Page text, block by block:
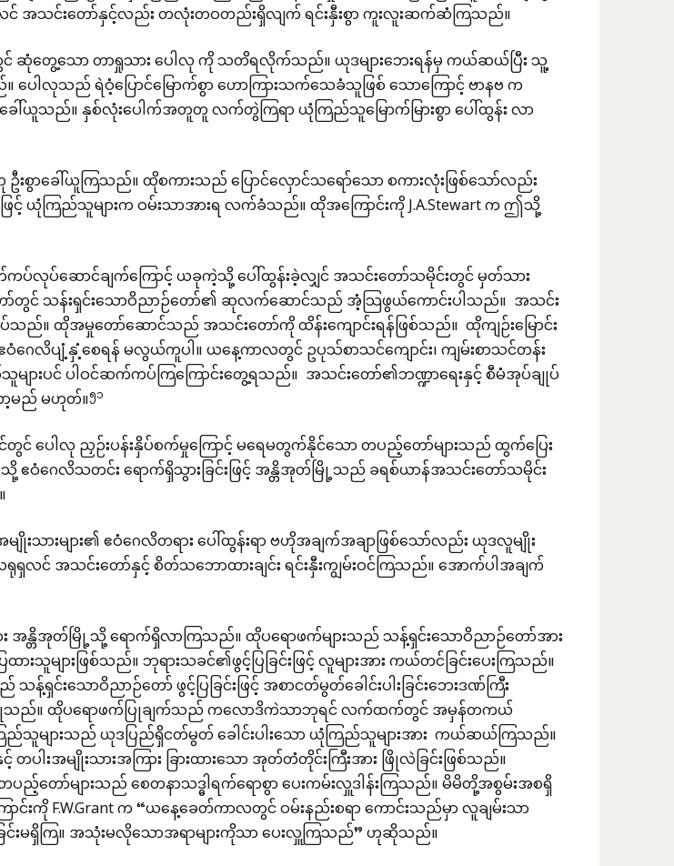
အသင်းတော်နှင့်လည်း တလုံးတဝတည်းရှိလျက် ရင်းနှီးစွာ ကူးလူးဆက်ဆံကြသည်။
ဆုံတွေ့သော တာရှုသား ပေါလု ကို သတိရလိုက်သည်။ ယုဒများဘေးရန်မှ ကယ်ဆယ်ပြီး သူ့
လုသည် ရဲဝံ့ပြောင်မြောက်စွာ ဟောကြားသက်သေခံသူဖြစ် သောကြောင့် ဗာနဗ က
ါ်ယူသည်။ နှစ်လုံးပေါက်အတူတူ လက်တွဲကြရာ ယုံကြည်သူမြောက်မြားစွာ ပေါ်ထွန်း လာ
ဦးစွာခေါ်ယူကြသည်။ ထိုစကားသည် ပြောင်လှောင်သရော်သော စကားလုံးဖြစ်သော်လည်း
ယုံကြည်သူများက ဝမ်းသာအားရ လက်ခံသည်။ ထိုအကြောင်းကို J.A.Stewart က ဤသို့
လုပ်ဆောင်ချက်ကြောင့် ယခုကဲ့သို့ ပေါ်ထွန်းခဲ့လျှင် အသင်းတော်သမိုင်းတွင် မှတ်သား
တွင် သန်းရှင်းသောဝိညာဉ်တော်၏ ဆုလက်ဆောင်သည် အံ့သြဖွယ်ကောင်းပါသည်။ အသင်း
။ ထိုအမှုတော်ဆောင်သည် အသင်းတော်ကို ထိန်းကျောင်းရန်ဖြစ်သည်။ ထိုကျဉ်းမြောင်း
ဂေလိပျံ့နှံ့စေရန် မလွယ်ကူပါ။ ယနေ့ကာလတွင် ဥပုသ်စာသင်ကျောင်း၊ ကျမ်းစာသင်တန်း
ျားပင် ပါဝင်ဆက်ကပ်ကြကြောင်းတွေ့ရသည်။ အသင်းတော်၏ဘဏ္ဍာရေးနှင့် စီမံအုပ်ချုပ်
ာ့မည် မဟုတ်။၅၁
တွင် ပေါလု ညှဉ်းပန်းနှိပ်စက်မှုကြောင့် မရေမတွက်နိုင်သော တပည့်တော်များသည် ထွက်ပြေး
သို့ ဧဝံဂေလိသတင်း ရောက်ရှိသွားခြင်းဖြင့် အန္တိအုတ်မြို့သည် ခရစ်ယာန်အသင်းတော်သမိုင်း
းသားများ၏ ဧဝံဂေလိတရား ပေါ်ထွန်းရာ ဗဟိုအချက်အချာဖြစ်သော်လည်း ယုဒလူမျိုး
လင် အသင်းတော်နှင့် စိတ်သဘောထားချင်း ရင်းနှီးကျွမ်းဝင်ကြသည်။ အောက်ပါအချက်
အန္တိအုတ်မြို့သို့ ရောက်ရှိလာကြသည်။ ထိုပရောဖက်များသည် သန့်ရှင်းသောဝိညာဉ်တော်အား
ားသူများဖြစ်သည်။ ဘုရားသခင်၏ဖွင့်ပြခြင်းဖြင့် လူများအား ကယ်တင်ခြင်းပေးကြသည်။
းသောဝိညာဉ်တော် ဖွင့်ပြခြင်းဖြင့် အစာငတ်မွတ်ခေါင်းပါးခြင်းဘေးဒဏ်ကြီး
ြုသည်။ ထိုပရောဖက်ပြုချက်သည် ကလောဒိကဲသာဘုရင် လက်ထက်တွင် အမှန်တကယ်
သူများသည် ယုဒပြည်ရှိငတ်မွတ် ခေါင်းပါးသော ယုံကြည်သူများအား ကယ်ဆယ်ကြသည်။
းအမျိုးသားအကြား ခြားထားသော အုတ်တံတိုင်းကြီးအား ဖြိုလဲခြင်းဖြစ်သည်။
ပည့်တော်များသည် စေတနာသဒ္ဓါရက်ရောစွာ ပေးကမ်းလှူဒါန်းကြသည်။ မိမိတို့အစွမ်းအစရှိ
ကို F.W.Grant က “ယနေ့ခေတ်ကာလတွင် ဝမ်းနည်းစရာ ကောင်းသည်မှာ လူချမ်းသာ
င်းမရှိကြ။ အသုံးမလိုသောအရာများကိုသာ ပေးလှူကြသည်” ဟုဆိုသည်။